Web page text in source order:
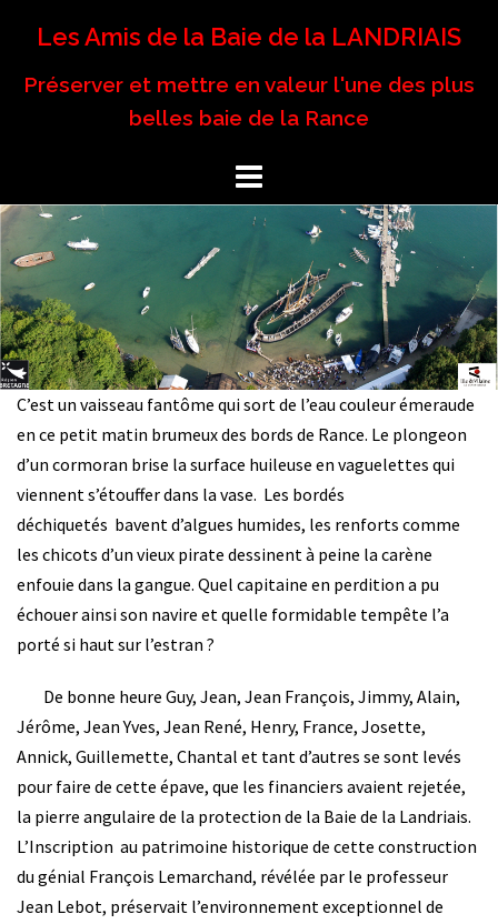
contenu
Les Amis de la Baie de la LANDRIAIS
Préserver et mettre en valeur l'une des plus
belles baie de la Rance
C’est un vaisseau fantôme qui sort de l’eau couleur émeraude
en ce petit matin brumeux des bords de Rance. Le plongeon
d’un cormoran brise la surface huileuse en vaguelettes qui
viennent s’étouffer dans la vase. Les bordés
déchiquetés bavent d’algues humides, les renforts comme
les chicots d’un vieux pirate dessinent à peine la carène
enfouie dans la gangue. Quel capitaine en perdition a pu
échouer ainsi son navire et quelle formidable tempête l’a
porté si haut sur l’estran ?
De bonne heure Guy, Jean, Jean François, Jimmy, Alain,
Jérôme, Jean Yves, Jean René, Henry, France, Josette,
Annick, Guillemette, Chantal et tant d’autres se sont levés
pour faire de cette épave, que les financiers avaient rejetée,
la pierre angulaire de la protection de la Baie de la Landriais.
L’Inscription au patrimoine historique de cette construction
du génial François Lemarchand, révélée par le professeur
Jean Lebot, préservait l’environnement exceptionnel de